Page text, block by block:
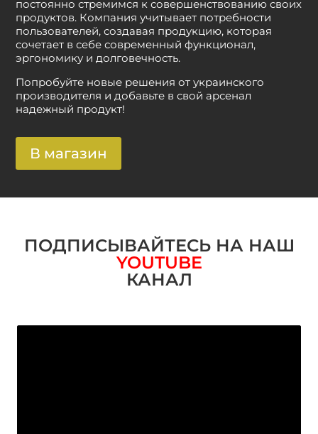
постоянно стремимся к совершенствованию своих
продуктов. Компания учитывает потребности
пользователей, создавая продукцию, которая
сочетает в себе современный функционал,
эргономику и долговечность.
Попробуйте новые решения от украинского
производителя и добавьте в свой арсенал
надежный продукт!
В магазин
ПОДПИСЫВАЙТЕСЬ НА НАШ
YOUTUBE
КАНАЛ